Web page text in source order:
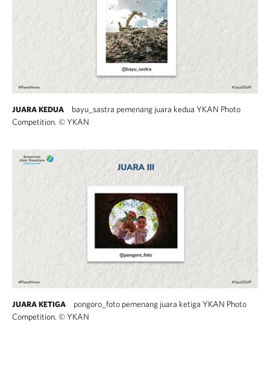
JUARA KEDUA
bayu_sastra pemenang juara kedua YKAN Photo
Competition. ©YKAN
JUARA KETIGA
pongoro_foto pemenang juara ketiga YKAN Photo
Competition. ©YKAN